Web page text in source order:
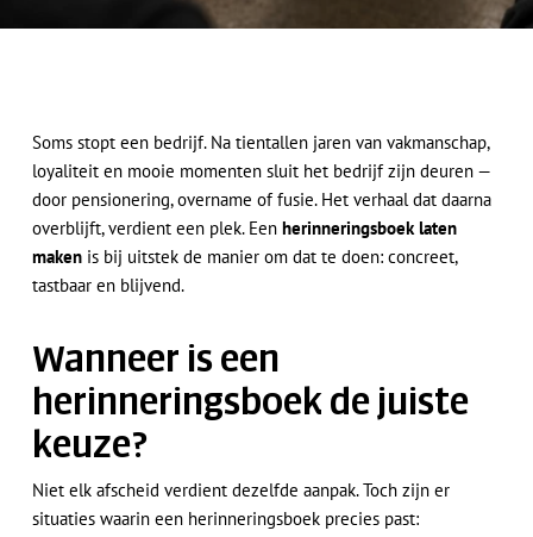
Soms stopt een bedrijf. Na tientallen jaren van vakmanschap,
loyaliteit en mooie momenten sluit het bedrijf zijn deuren —
door pensionering, overname of fusie. Het verhaal dat daarna
overblijft, verdient een plek. Een herinneringsboek laten
makenis bij uitstek de manier om dat te doen: concreet,
tastbaar en blijvend.
Wanneer is een
herinneringsboek de juiste
keuze?
Niet elk afscheid verdient dezelfde aanpak. Toch zijn er
situaties waarin een herinneringsboek precies past: